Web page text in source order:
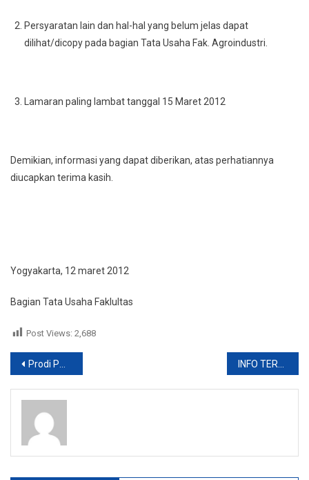
Persyaratan lain dan hal-hal yang belum jelas dapat
dilihat/dicopy pada bagian Tata Usaha Fak. Agroindustri.
Lamaran paling lambat tanggal 15 Maret 2012
Demikian, informasi yang dapat diberikan, atas perhatiannya
diucapkan terima kasih.
Yogyakarta, 12 maret 2012
Bagian Tata Usaha Faklultas
Post Views: 2,688
Post
navigation
Prodi PBI FKIP: DAFTAR MATA KULIAH & JADWAL KULIAH YANG DITAWARKAN SEM GENAP T.A. 2011/2012